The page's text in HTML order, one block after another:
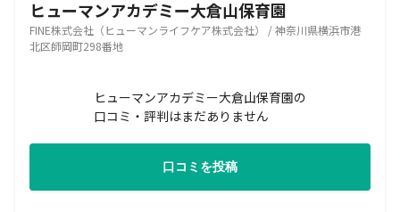
ヒューマンアカデミー大倉山保育園
FINE株式会社（ヒューマンライフケア株式会社） / 神奈川県横浜市港
北区師岡町298番地
ヒューマンアカデミー大倉山保育園の
口コミ・評判はまだありません
口コミを投稿